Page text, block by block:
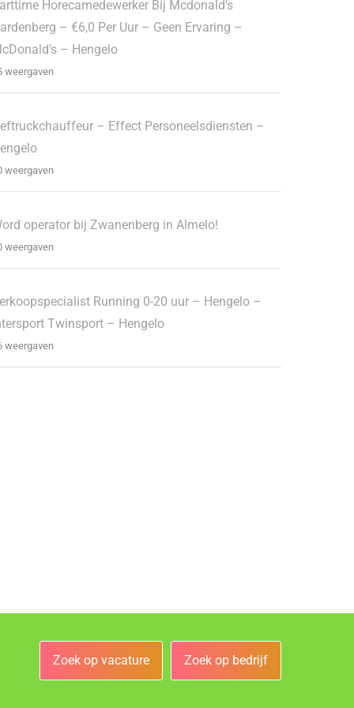
Horecamedewerker Bij Mcdonald’s
– €6,0 Per Uur – Geen Ervaring –
– Hengelo
weergaven
– Effect Personeelsdiensten –
weergaven
operator bij Zwanenberg in Almelo!
weergaven
Running 0-20 uur – Hengelo –
Twinsport – Hengelo
weergaven
Zoek op vacature Zoek op bedrijf